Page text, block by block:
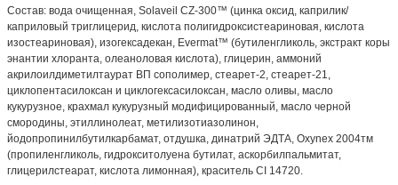
Состав: вода очищенная, Solaveil CZ-300™ (цинка оксид, каприлик/
каприловый триглицерид, кислота полигидроксистеариновая, кислота
изостеариновая), изогексадекан, Evermat™ (бутиленгликоль, экстракт коры
энантии хлоранта, олеаноловая кислота), глицерин, аммоний
акрилоилдиметилтаурат ВП сополимер, стеарет-2, стеарет-21,
циклопентасилоксан и циклогексасилоксан, масло оливы, масло
кукурузное, крахмал кукурузный модифицированный, масло черной
смородины, этиллинолеат, метилизотиазолинон,
йодопропинилбутилкарбамат, отдушка, динатрий ЭДТА, Oxynex 2004тм
(пропиленгликоль, гидрокситолуена бутилат, аскорбилпальмитат,
глицерилстеарат, кислота лимонная), краситель CI 14720.